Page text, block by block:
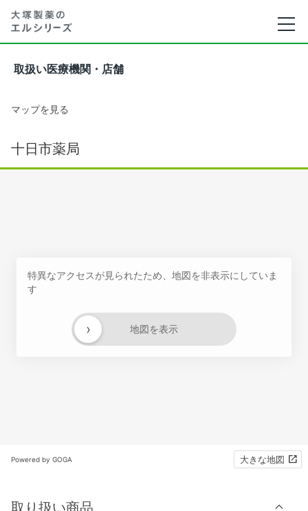
取扱い医療機関・店舗
マップを見る
十日市薬局
特異なアクセスが見られたため、地図を非表示にしていま
す
地図を表示
›
Powered by GOGA 大きな地図